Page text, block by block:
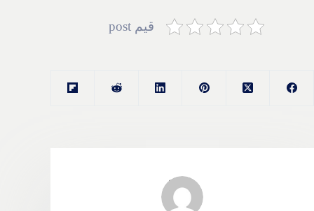
قيم post